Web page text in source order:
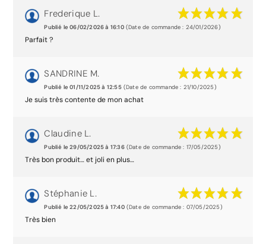
Frederique L.
Publié le 06/02/2026 à 16:10(Date de commande : 24/01/2026)
Parfait ?
SANDRINE M.
Publié le 01/11/2025 à 12:55(Date de commande : 21/10/2025)
Je suis très contente de mon achat
Claudine L.
Publié le 29/05/2025 à 17:36(Date de commande : 17/05/2025)
Très bon produit… et joli en plus…
Stéphanie L.
Publié le 22/05/2025 à 17:40(Date de commande : 07/05/2025)
Très bien